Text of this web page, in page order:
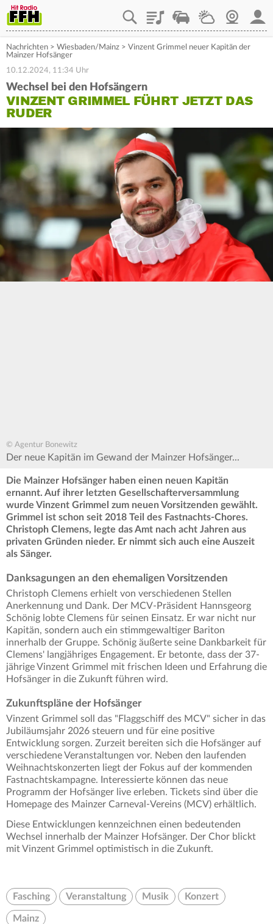
PlaylistStaupilotWetterWebcam
Nachrichten > Wiesbaden/Mainz > Vinzent Grimmel neuer Kapitän der
Mainzer Hofsänger
10.12.2024, 11:34 Uhr
Wechsel bei den Hofsängern
VINZENT GRIMMEL FÜHRT JETZT DAS
RUDER
© Agentur Bonewitz
Der neue Kapitän im Gewand der Mainzer Hofsänger...
Die Mainzer Hofsänger haben einen neuen Kapitän
ernannt. Auf ihrer letzten Gesellschafterversammlung
wurde Vinzent Grimmel zum neuen Vorsitzenden gewählt.
Grimmel ist schon seit 2018 Teil des Fastnachts-Chores.
Christoph Clemens, legte das Amt nach acht Jahren aus
privaten Gründen nieder. Er nimmt sich auch eine Auszeit
als Sänger.
Danksagungen an den ehemaligen Vorsitzenden
Christoph Clemens erhielt von verschiedenen Stellen
Anerkennung und Dank. Der MCV-Präsident Hannsgeorg
Schönig lobte Clemens für seinen Einsatz. Er war nicht nur
Kapitän, sondern auch ein stimmgewaltiger Bariton
innerhalb der Gruppe. Schönig äußerte seine Dankbarkeit für
Clemens' langjähriges Engagement. Er betonte, dass der 37-
jährige Vinzent Grimmel mit frischen Ideen und Erfahrung die
Hofsänger in die Zukunft führen wird.
Zukunftspläne der Hofsänger
Vinzent Grimmel soll das "Flaggschiff des MCV" sicher in das
Jubiläumsjahr 2026 steuern und für eine positive
Entwicklung sorgen. Zurzeit bereiten sich die Hofsänger auf
verschiedene Veranstaltungen vor. Neben den laufenden
Weihnachtskonzerten liegt der Fokus auf der kommenden
Fastnachtskampagne. Interessierte können das neue
Programm der Hofsänger live erleben. Tickets sind über die
Homepage des Mainzer Carneval-Vereins (MCV) erhältlich.
Diese Entwicklungen kennzeichnen einen bedeutenden
Wechsel innerhalb der Mainzer Hofsänger. Der Chor blickt
mit Vinzent Grimmel optimistisch in die Zukunft.
Fasching Veranstaltung Musik Konzert
Mainz